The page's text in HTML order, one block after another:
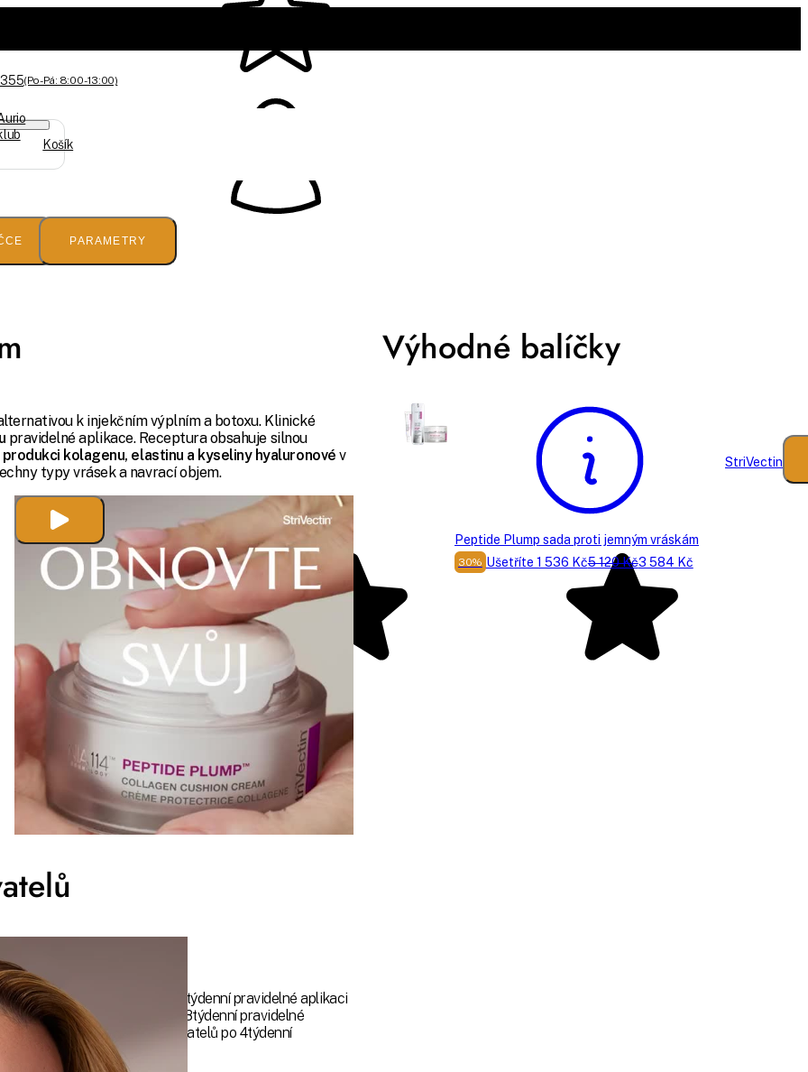
(Po-Pá: 8:00 - 13:00)
Košík
PARAMETRY
k injekčním výplním a botoxu. Klinické
pravidelné aplikace. Receptura obsahuje silnou
kolagenu, elastinu a kyseliny hyaluronovév
typy vrásek a navrací objem.
*hodnotilo 35 uživatelů po 4týdenní pravidelné aplikaci
**hodnotilo 35 uživatelů po 8týdenní pravidelné
aplikaci ***hodnotilo 35 uživatelů po 4týdenní
pravidelné aplikaci
Výhodné balíčky
StriVectin
Peptide Plump sada proti jemným vráskám
30% Ušetříte 1 536 Kč5 120 Kč3 584 Kč